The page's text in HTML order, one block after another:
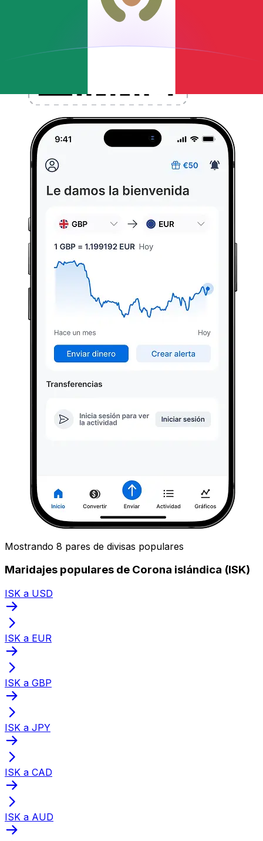
Mostrando 8 pares de divisas populares
Maridajes populares de Corona islándica (ISK)
ISK a USD
ISK a EUR
ISK a GBP
ISK a JPY
ISK a CAD
ISK a AUD